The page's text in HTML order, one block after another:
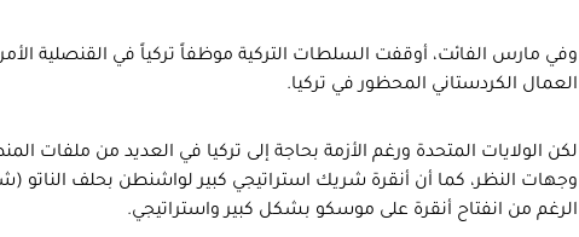
وفي مارس الفائت، أوقفت السلطات التركية موظفاً تركياً في القنصلية
العمال الكردستاني المحظور في تركيا.
لكن الولايات المتحدة ورغم الأزمة بحاجة إلى تركيا في العديد من ملفات
وجهات النظر، كما أن أنقرة شريك استراتيجي كبير لواشنطن بحلف الناتو
الرغم من انفتاح أنقرة على موسكو بشكل كبير واستراتيجي.